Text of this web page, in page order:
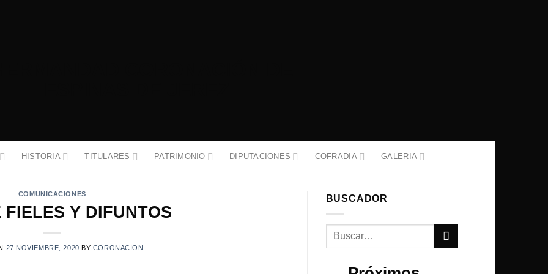
HISTORIA TITULARES PATRIMONIO DIPUTACIONES COFRADIA GALERIA
COMUNICACIONES
FIELES Y DIFUNTOS
27 NOVIEMBRE, 2020 BY CORONACION
BUSCADOR